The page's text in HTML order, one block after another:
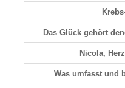
Das Glück gehört
Nicola,
Was umfasst und